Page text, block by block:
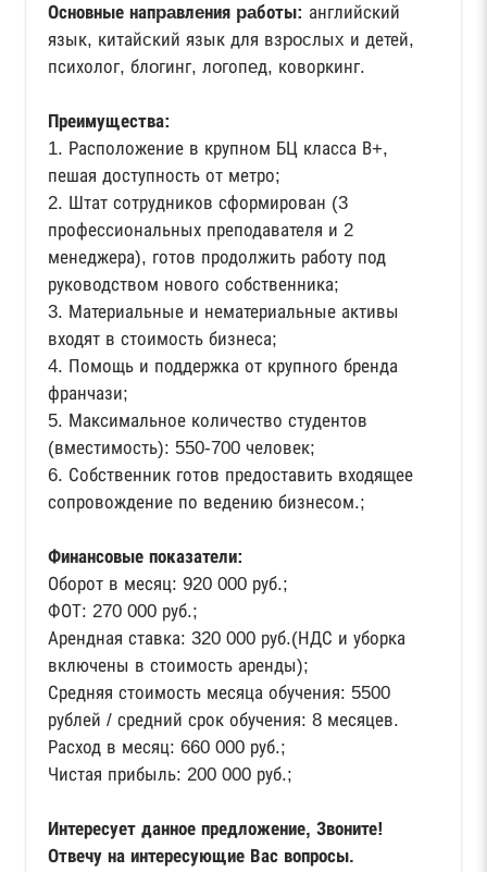
Основные напpaвлeния paботы: английский
язык, китайcкий язык для взpocлыx и детей,
психолог, блoгинг, лoгопeд, коворкинг.
Преимущества:
1. Расположение в крупном БЦ класса В+,
пешая доступность от метро;
2. Штат сотрудников сформирован (3
профессиональных преподавателя и 2
менеджера), готов продолжить работу под
руководством нового собственника;
3. Материальные и нематериальные активы
входят в стоимость бизнеса;
4. Помощь и поддержка от крупного бренда
франчази;
5. Максимальное количество студентов
(вместимость): 550-700 человек;
6. Собственник готов предоставить входящее
сопровождение по ведению бизнесом.;
Финансовые показатели:
Оборот в месяц: 920 000 руб.;
ФОТ: 270 000 руб.;
Арендная ставка: 320 000 руб.(НДС и уборка
включены в стоимость аренды);
Средняя стоимость месяца обучения: 5500
рублей / средний срок обучения: 8 месяцев.
Расход в месяц: 660 000 руб.;
Чистая прибыль: 200 000 руб.;
Интересует данное предложение, Звоните!
Отвечу на интересующие Вас вопросы.